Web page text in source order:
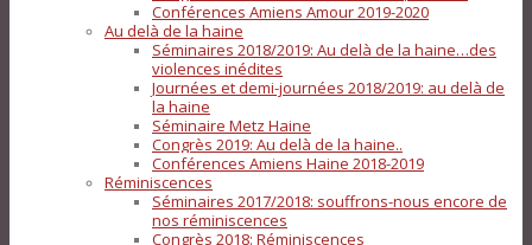
Conférences Amiens Amour 2019-2020
Au delà de la haine
Séminaires 2018/2019: Au delà de la haine…des
violences inédites
Journées et demi-journées 2018/2019: au delà de
la haine
Séminaire Metz Haine
Congrès 2019: Au delà de la haine..
Conférences Amiens Haine 2018-2019
Réminiscences
Séminaires 2017/2018: souffrons-nous encore de
nos réminiscences
Congrès 2018: Réminiscences